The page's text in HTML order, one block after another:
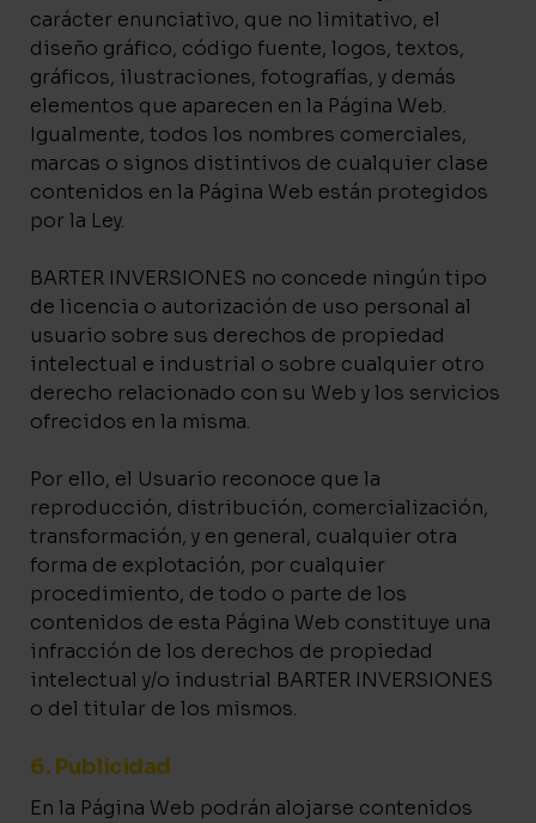
carácter enunciativo, que no limitativo, el
diseño gráfico, código fuente, logos, textos,
gráficos, ilustraciones, fotografías, y demás
elementos que aparecen en la Página Web.
Igualmente, todos los nombres comerciales,
marcas o signos distintivos de cualquier clase
contenidos en la Página Web están protegidos
por la Ley.
BARTER INVERSIONES no concede ningún tipo
de licencia o autorización de uso personal al
usuario sobre sus derechos de propiedad
intelectual e industrial o sobre cualquier otro
derecho relacionado con su Web y los servicios
ofrecidos en la misma.
Por ello, el Usuario reconoce que la
reproducción, distribución, comercialización,
transformación, y en general, cualquier otra
forma de explotación, por cualquier
procedimiento, de todo o parte de los
contenidos de esta Página Web constituye una
infracción de los derechos de propiedad
intelectual y/o industrial BARTER INVERSIONES
o del titular de los mismos.
6. Publicidad
En la Página Web podrán alojarse contenidos